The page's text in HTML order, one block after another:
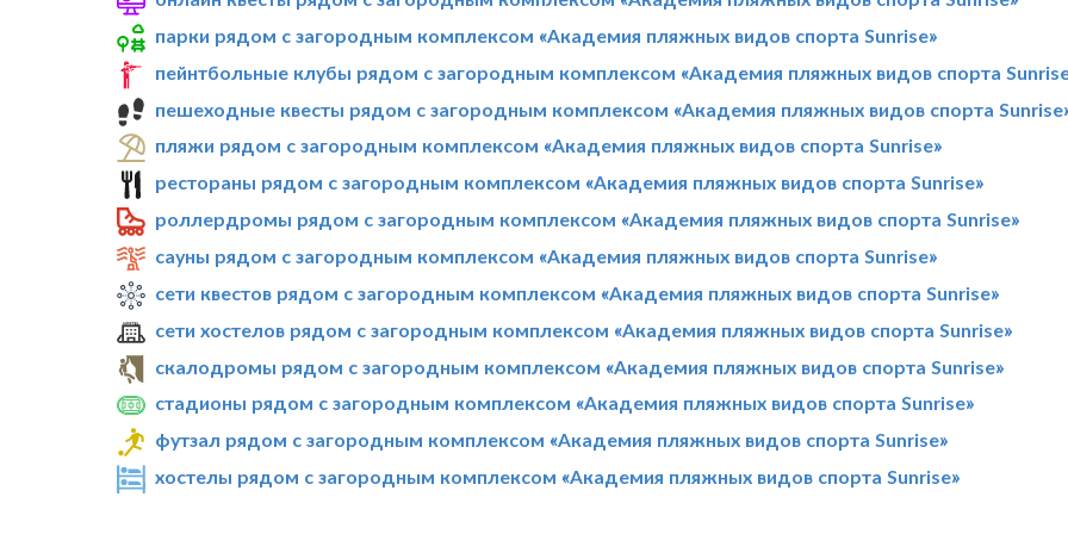
парки рядом с загородным комплексом «Академия пляжных видов спорта Sunrise»
пейнтбольные клубы рядом с загородным комплексом «Академия пляжных видов спорта
пешеходные квесты рядом с загородным комплексом «Академия пляжных видов спорта
пляжи рядом с загородным комплексом «Академия пляжных видов спорта Sunrise»
рестораны рядом с загородным комплексом «Академия пляжных видов спорта Sunrise»
роллердромы рядом с загородным комплексом «Академия пляжных видов спорта Sunrise»
сауны рядом с загородным комплексом «Академия пляжных видов спорта Sunrise»
сети квестов рядом с загородным комплексом «Академия пляжных видов спорта Sunrise»
сети хостелов рядом с загородным комплексом «Академия пляжных видов спорта Sunrise»
скалодромы рядом с загородным комплексом «Академия пляжных видов спорта Sunrise»
стадионы рядом с загородным комплексом «Академия пляжных видов спорта Sunrise»
футзал рядом с загородным комплексом «Академия пляжных видов спорта Sunrise»
хостелы рядом с загородным комплексом «Академия пляжных видов спорта Sunrise»